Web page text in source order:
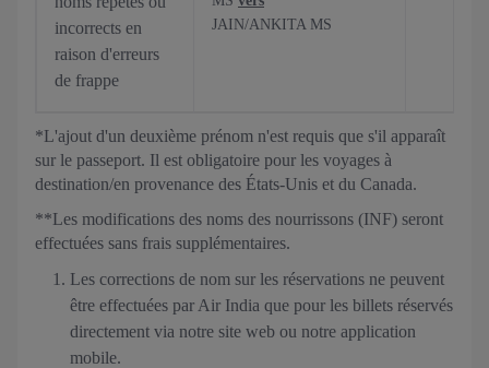
incorrects en
raison d'erreurs
de frappe
JAIN/ANKITA MS
*L'ajout d'un deuxième prénom n'est requis que s'il apparaît
sur le passeport. Il est obligatoire pour les voyages à
destination/en provenance des États-Unis et du Canada.
**Les modifications des noms des nourrissons (INF) seront
effectuées sans frais supplémentaires.
Les corrections de nom sur les réservations ne peuvent
être effectuées par Air India que pour les billets réservés
directement via notre site web ou notre application
mobile.